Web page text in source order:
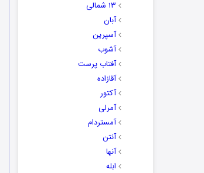
۱۳ شمالی
آبان
آسپرین
آشوب
آفتاب پرست
آقازاده
آکتور
آمرلی
آمستردام
آنتن
آنها
ابله